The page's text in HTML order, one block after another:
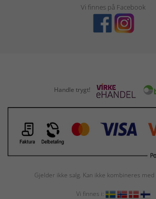
Vi finnes på Facebook
Handle trygt!
Gjelder ikke salg. Kan ikke kombineres
Vi finnes i: